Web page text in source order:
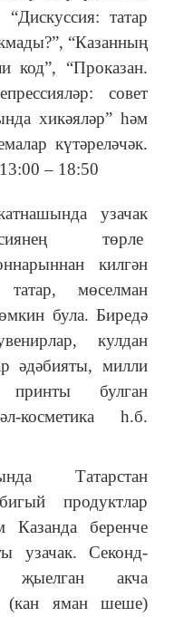
татар
“Казанның
код”, “Проказан.
совет
хикәяләр” һәм
күтәреләчәк.
– 18:50
узачак
төрле
килгән
татар, мөселман
була. Биредә
кулдан
әдәбияты, милли
булган
косметика һ.б.
Татарстан
продуктлар
Казанда беренче
узачак. Секонд-
җыелган акча
(кан яман шеше)